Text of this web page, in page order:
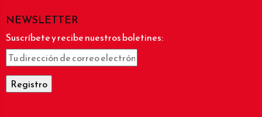
NEWSLETTER
Suscríbete y recibe nuestros boletines: